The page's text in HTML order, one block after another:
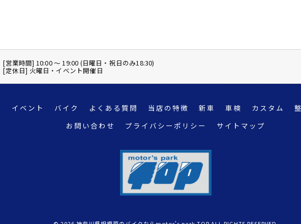
[営業時間] 10:00 ～ 19:00 (日曜日・祝日のみ18:30)
[定休日] 火曜日・イベント開催日
イベント バイク よくある質問 当店の特徴 新車 車検 カスタム
お問い合わせ
プライバシーポリシー サイトマップ